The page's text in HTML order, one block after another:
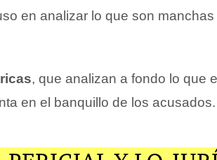
en analizar lo que son
, que analizan a fondo lo que
en el banquillo de los acusados.